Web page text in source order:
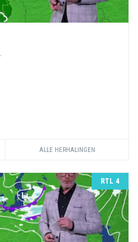
ALLE HERHALINGEN
RTL 4